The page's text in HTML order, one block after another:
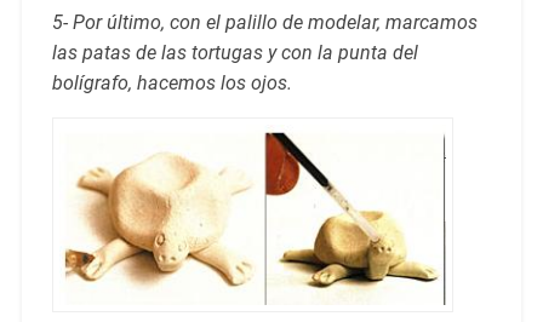
5- Por último, con el palillo de modelar, marcamos
las patas de las tortugas y con la punta del
bolígrafo, hacemos los ojos.